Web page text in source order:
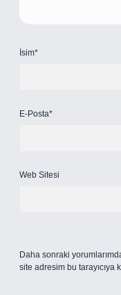
İsim*
E-Posta*
Web Sitesi
Daha sonraki
site adresim bu tarayıcıya